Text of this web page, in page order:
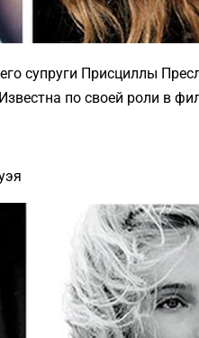
супруги Присциллы
по своей роли в